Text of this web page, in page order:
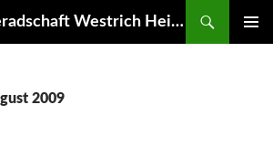
Reservistenkameradschaft Westrich Heimbach-Baumholder
2009